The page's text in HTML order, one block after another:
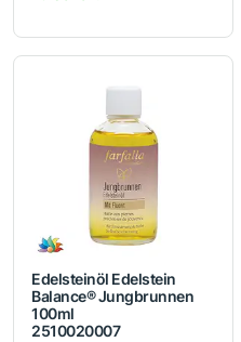
Edelsteinöl Edelstein
Balance® Jungbrunnen
100ml
2510020007